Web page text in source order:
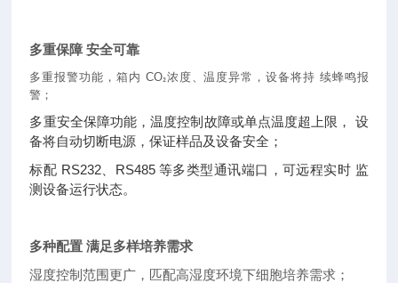
多重保障 安全可靠
多重报警功能，箱内 CO₂浓度、温度异常，设备将持 续蜂鸣报
警；
多重安全保障功能，温度控制故障或单点温度超上限， 设
备将自动切断电源，保证样品及设备安全；
标配 RS232、RS485 等多类型通讯端口，可远程实时 监
测设备运行状态。
多种配置 满足多样培养需求
湿度控制范围更广，匹配高湿度环境下细胞培养需求；